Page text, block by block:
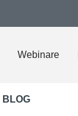
Webinare
BLOG